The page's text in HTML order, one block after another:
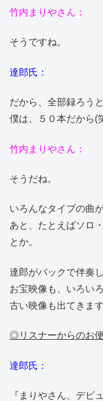
竹内まりやさん：
そうですね。
達郎氏：
だから、全部録ろう
僕は、５０本だから(
竹内まりやさん：
そうだね。
いろんなタイプの曲
あと、たとえばソロ
とか。
達郎がバックで伴奏
お宝映像も、いろい
古い映像も出てきま
◎リスナーからのお
達郎氏：
『まりやさん、デビ